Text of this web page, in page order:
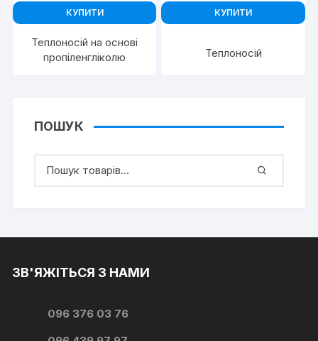
КУПИТИ
Теплоносій на основі
пропіленгліколю
КУПИТИ
Теплоносій
ПОШУК
ЗВ'ЯЖІТЬСЯ З НАМИ
096 376 03 76